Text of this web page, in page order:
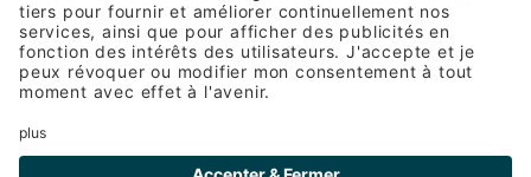
Mentions légales